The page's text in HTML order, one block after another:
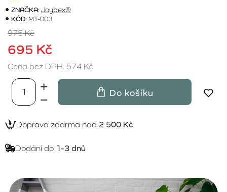
ZNAČKA:Joybex®
KÓD: MT-003
695 Kč
975 Kč
Cena bez DPH: 574 Kč
Do košíku
Doprava zdarma nad 2 500 Kč
Dodání do 1-3 dnů